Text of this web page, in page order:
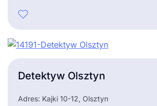
Detektyw Olsztyn
Adres: Kajki 10-12, Olsztyn